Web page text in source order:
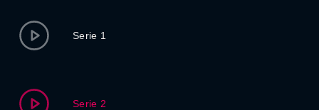
Serie 1
Serie 2